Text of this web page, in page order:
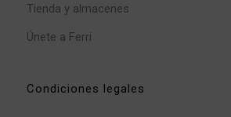
Tienda y almacenes
Únete a Ferri
Condiciones legales